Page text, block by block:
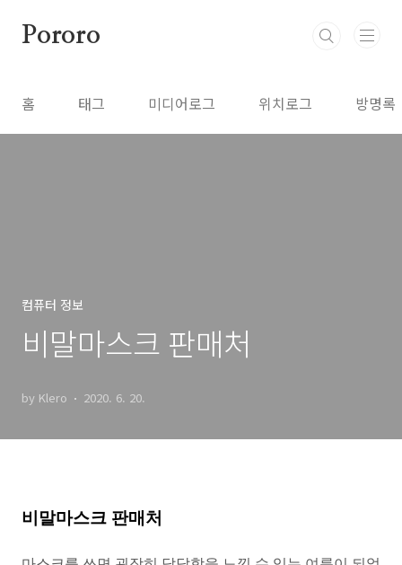
Pororo
홈 태그 미디어로그 위치로그 방명록
컴퓨터 정보
비말마스크 판매처
by Klero 2020. 6. 20.
비말마스크 판매처